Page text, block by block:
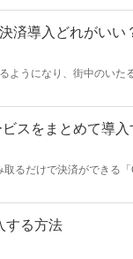
済導入どれがい
ようになり、街中のい
。スをまとめて導入
るだけで決済ができる
悩まれることもあるで
する方法